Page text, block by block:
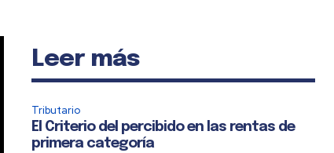
Leer más
Tributario
El Criterio del percibido en las rentas de
primera categoría